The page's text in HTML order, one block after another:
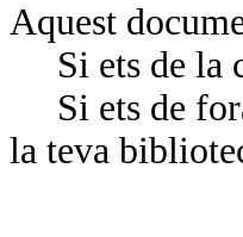
Aquest
Si ets de la
Si ets de
la teva